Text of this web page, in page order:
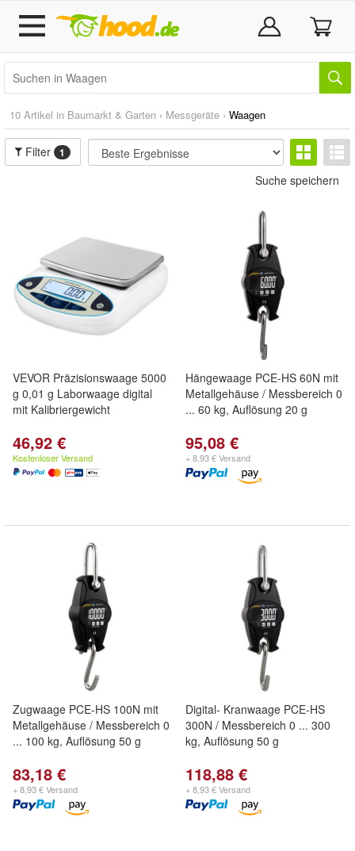
10 Artikel in Baumarkt & Garten › Messgeräte › Waagen
Filter 1
Suche speichern
VEVOR Präzisionswaage 5000
g 0,01 g Laborwaage digital
mit Kalibriergewicht
46,92 €
Kostenloser Versand
Hängewaage PCE-HS 60N mit
Metallgehäuse / Messbereich 0
... 60 kg, Auflösung 20 g
95,08 €
+ 8,93 € Versand
Zugwaage PCE-HS 100N mit
Metallgehäuse / Messbereich 0
... 100 kg, Auflösung 50 g
83,18 €
+ 8,93 € Versand
Digital- Kranwaage PCE-HS
300N / Messbereich 0 ... 300
kg, Auflösung 50 g
118,88 €
+ 8,93 € Versand